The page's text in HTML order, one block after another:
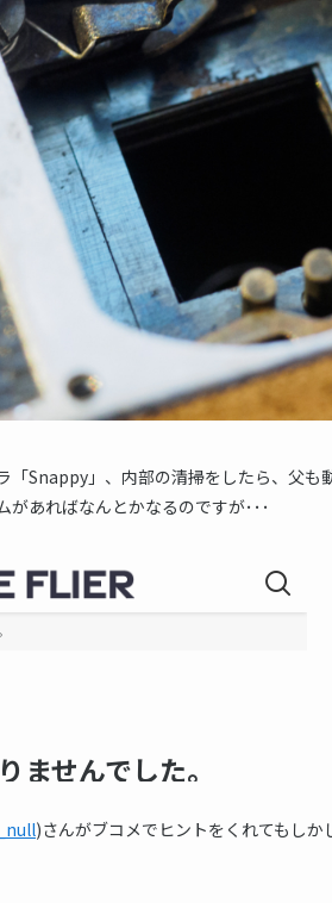
「Snappy」、内部の清掃をしたら、父も
あればなんとかなるのですが･･･
)さんがブコメでヒントをくれてもし